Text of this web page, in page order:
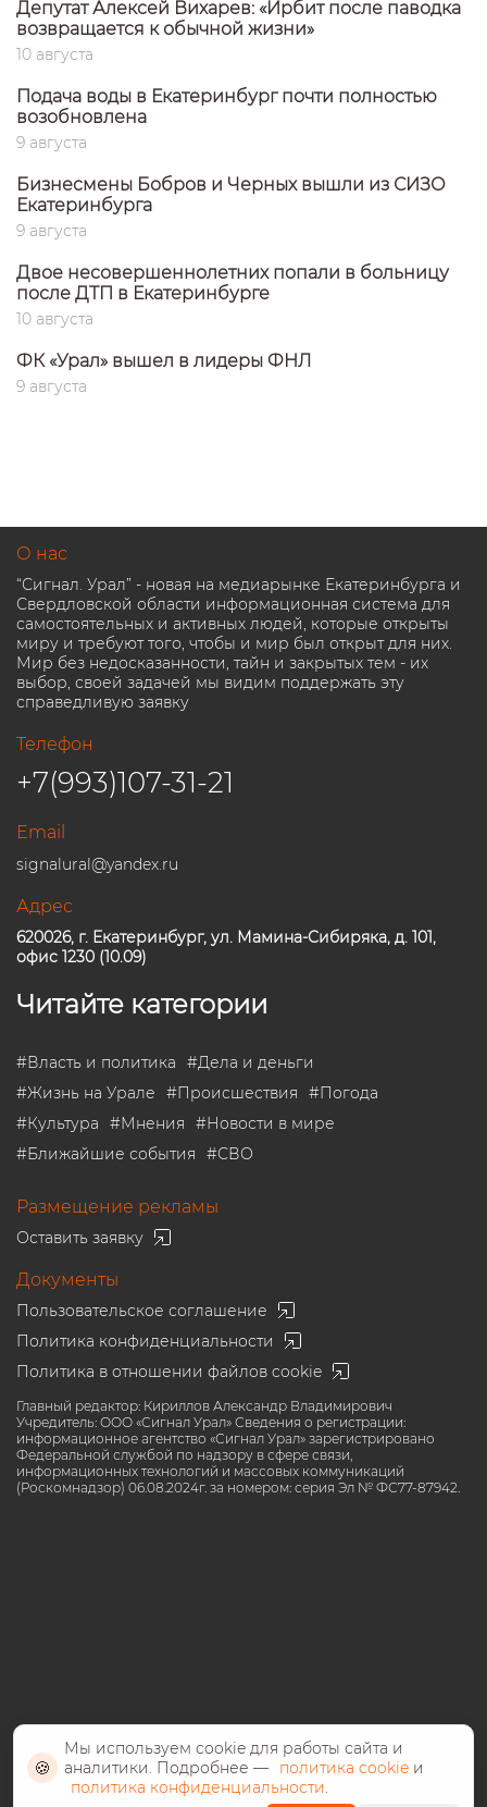
Депутат Алексей Вихарев: «Ирбит после паводка
возвращается к обычной жизни»
10 августа
Подача воды в Екатеринбург почти полностью
возобновлена
9 августа
Бизнесмены Бобров и Черных вышли из СИЗО
Екатеринбурга
9 августа
Двое несовершеннолетних попали в больницу
после ДТП в Екатеринбурге
10 августа
ФК «Урал» вышел в лидеры ФНЛ
9 августа
О нас
“Сигнал. Урал” - новая на медиарынке Екатеринбурга и
Свердловской области информационная система для
самостоятельных и активных людей, которые открыты
миру и требуют того, чтобы и мир был открыт для них.
Мир без недосказанности, тайн и закрытых тем - их
выбор, своей задачей мы видим поддержать эту
справедливую заявку
Телефон
+7(993)107-31-21
Email
signalural@yandex.ru
Адрес
620026, г. Екатеринбург, ул. Мамина-Сибиряка, д. 101,
офис 1230 (10.09)
Читайте категории
#Власть и политика #Дела и деньги
#Жизнь на Урале #Происшествия #Погода
#Культура #Мнения #Новости в мире
#Ближайшие события #СВО
Размещение рекламы
Оставить заявку
Документы
Пользовательское соглашение
Политика конфиденциальности
Политика в отношении файлов cookie
Главный редактор: Кириллов Александр Владимирович
Учредитель: ООО «Сигнал Урал» Сведения о регистрации:
информационное агентство «Сигнал Урал» зарегистрировано
Федеральной службой по надзору в сфере связи,
информационных технологий и массовых коммуникаций
(Роскомнадзор) 06.08.2024г. за номером: серия Эл № ФС77-87942.
🍪
Мы используем cookie для работы сайта и
аналитики. Подробнее —
политика cookie и
политика конфиденциальности.